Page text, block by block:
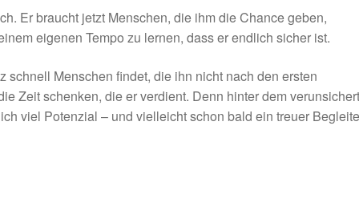
Er braucht jetzt Menschen, die ihm die Chance geben,
eigenen Tempo zu lernen, dass er endlich sicher ist.
schnell Menschen findet, die ihn nicht nach den ersten
Zeit schenken, die er verdient. Denn hinter dem
viel Potenzial – und vielleicht schon bald ein treuer